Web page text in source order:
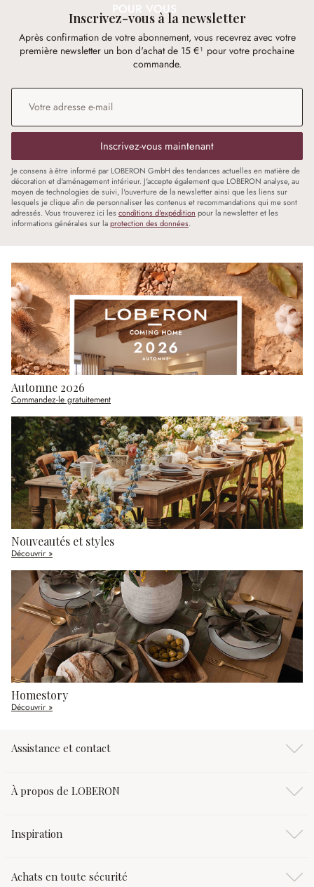
POUR VOUS
Inscrivez-vous à la newsletter
Après confirmation de votre abonnement, vous recevrez avec votre
première newsletter un bon d'achat de 15 €¹ pour votre prochaine
commande.
Adresse e-mail
Inscrivez-vous maintenant
Je consens à être informé par LOBERON GmbH des tendances actuelles en matière de
décoration et d'aménagement intérieur. J'accepte également que LOBERON analyse, au
moyen de technologies de suivi, l'ouverture de la newsletter ainsi que les liens sur
lesquels je clique afin de personnaliser les contenus et recommandations qui me sont
adressés. Vous trouverez ici les conditions d'expédition pour la newsletter et les
informations générales sur laprotection des données.
Automne 2026
Commandez-le gratuitement
Nouveautés et styles
Découvrir »
Homestory
Découvrir »
Assistance et contact
À propos de LOBERON
Inspiration
Achats en toute sécurité